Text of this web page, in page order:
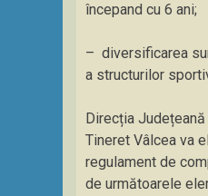
începand cu 6 ani;
– diversificarea
a structurilor
Direcția
Tineret Vâlcea va
regulament de
de următoarele